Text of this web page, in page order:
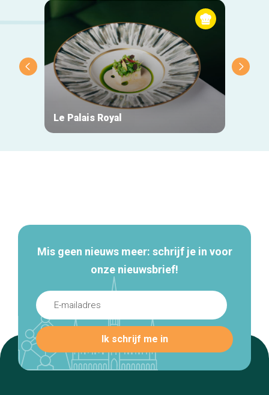
Le Palais Royal
Mis geen nieuws meer: schrijf je in voor
onze nieuwsbrief!